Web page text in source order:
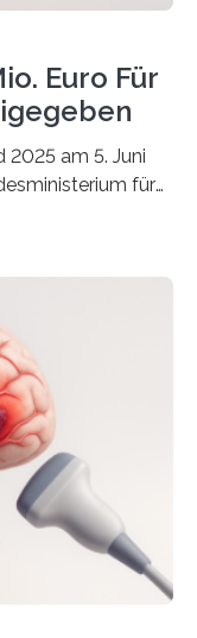
Euro Für
am 5. Juni
für
in
– unter
und
dem
Juni 2025 in
für
in